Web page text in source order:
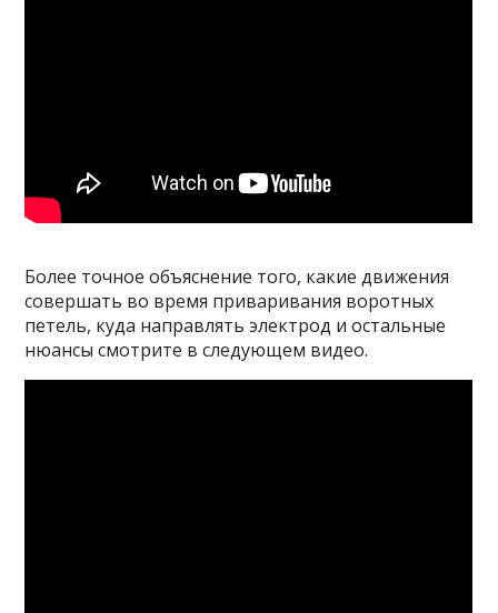
Более точное объяснение того, какие движения
совершать во время приваривания воротных
петель, куда направлять электрод и остальные
нюансы смотрите в следующем видео.